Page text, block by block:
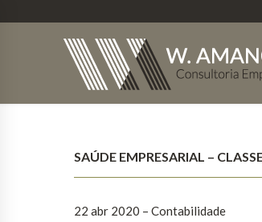
SAÚDE EMPRESARIAL –
22 abr 2020 – Contabilidade